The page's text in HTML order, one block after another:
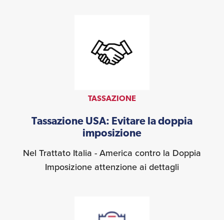
TASSAZIONE
Tassazione USA: Evitare la doppia
imposizione
Nel Trattato Italia - America contro la Doppia
Imposizione attenzione ai dettagli